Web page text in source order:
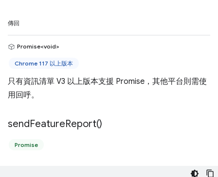
傳回
Promise<void>
Chrome 117 以上版本
只有資訊清單 V3 以上版本支援 Promise，其他平台則需使
用回呼。
sendFeatureReport()
Promise